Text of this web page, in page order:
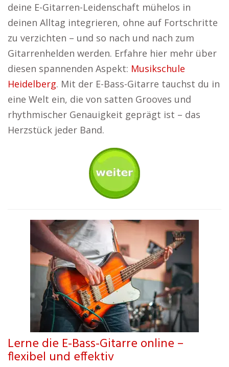
deine E-Gitarren-Leidenschaft mühelos in
deinen Alltag integrieren, ohne auf Fortschritte
zu verzichten – und so nach und nach zum
Gitarrenhelden werden. Erfahre hier mehr über
diesen spannenden Aspekt: Musikschule
Heidelberg. Mit der E-Bass-Gitarre tauchst du in
eine Welt ein, die von satten Grooves und
rhythmischer Genauigkeit geprägt ist – das
Herzstück jeder Band.
Lerne die E-Bass-Gitarre online –
flexibel und effektiv